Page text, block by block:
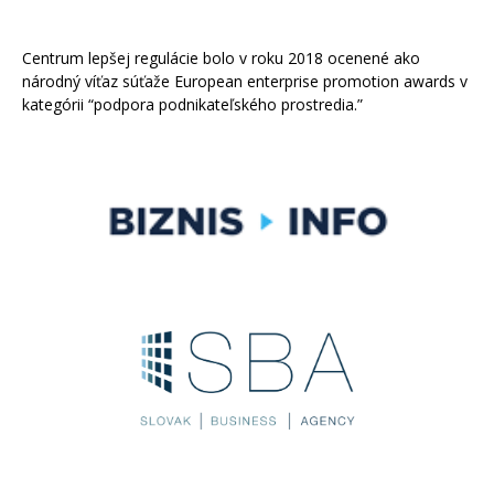
Centrum lepšej regulácie bolo v roku 2018 ocenené ako
národný víťaz súťaže European enterprise promotion awards v
kategórii “podpora podnikateľského prostredia.”